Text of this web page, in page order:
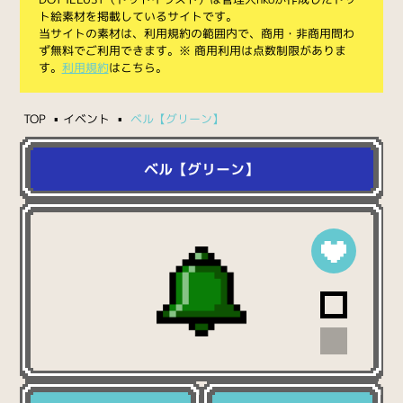
ト絵素材を掲載しているサイトです。
当サイトの素材は、利用規約の範囲内で、商用・非商用問わ
ず無料でご利用できます。※ 商用利用は点数制限がありま
す。 利用規約はこちら。
TOP イベント ベル【グリーン】
ベル【グリーン】